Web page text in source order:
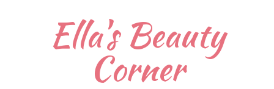
Ella's Beauty
Corner